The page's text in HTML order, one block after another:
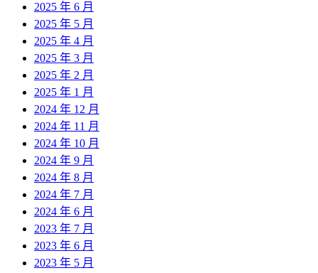
2025 年 6 月
2025 年 5 月
2025 年 4 月
2025 年 3 月
2025 年 2 月
2025 年 1 月
2024 年 12 月
2024 年 11 月
2024 年 10 月
2024 年 9 月
2024 年 8 月
2024 年 7 月
2024 年 6 月
2023 年 7 月
2023 年 6 月
2023 年 5 月